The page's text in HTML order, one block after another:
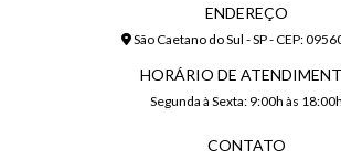
ENDEREÇO
São Caetano do Sul - SP - CEP:
HORÁRIO DE
Segunda à Sexta: 9:00h às 18:00h
CONTATO